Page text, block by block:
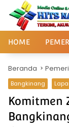
Langsung
konten
HOME
Beranda
Bangkinang
Komitmen